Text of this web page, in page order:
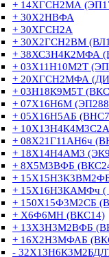
+ 14ХГСН2МА
+ 30Х2НВФА
+ 30ХГСН2А
+ 30Х2ГСН2ВМ
+ 38ХС3Н4К2МФА
+ 03Х11Н10М2Т
+ 20ХГСН2МФА
+ 03Н18К9М5Т
+ 07Х16Н6М
+ 05Х16Н5АБ
+
+ 08Х21Г11АН6ч
+ 18Х14Н4АМ3
+ 8Х5М3ВФБ
+
+ 15Х16Н3КАМФч (
+ 150Х15Ф3М2СБ
+ Х6Ф6МН (ВКС14)
+ 13Х3Н3М2ВФБ
+ 16Х2Н3МФАБ
-